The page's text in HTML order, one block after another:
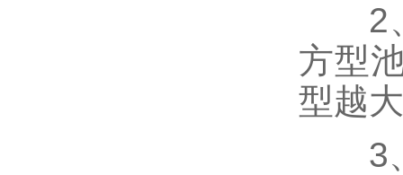
2、
方型
型越
3、